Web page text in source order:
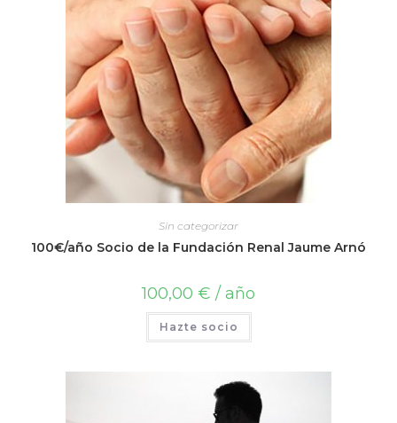
Sin categorizar
100€/año Socio de la Fundación Renal Jaume Arnó
100,00 € / año
Hazte socio